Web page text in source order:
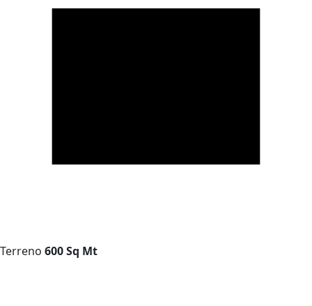
Terreno 600 Sq Mt